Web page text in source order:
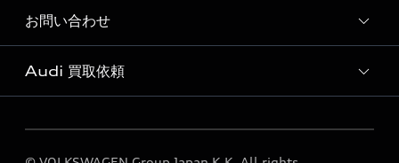
Audi 池袋 認定中古車コーナー
Audi 池袋 運営会社概要
定期点検 / 車検 料金表
Audi 池袋 サービス入庫予約
お問い合わせ
各種お問い合わせ
Audi 買取依頼
買取ページ